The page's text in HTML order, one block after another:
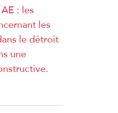
: les
les
le détroit
une